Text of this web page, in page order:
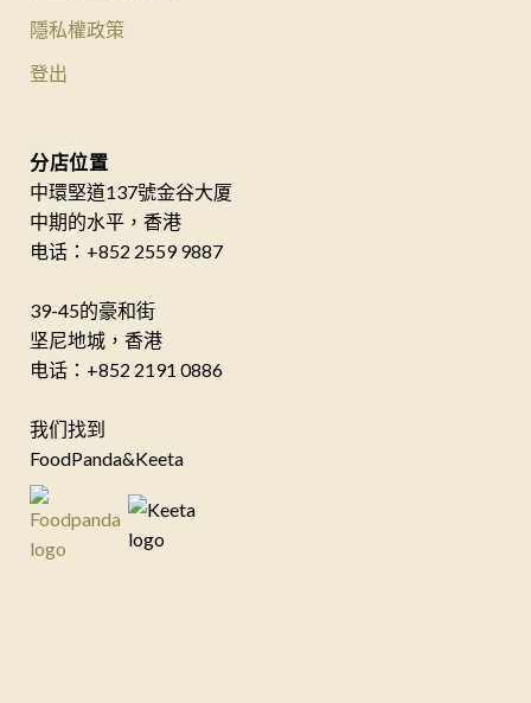
隱私權政策
登出
分店位置
中環堅道137號金谷大厦
中期的水平，香港
电话：+852 2559 9887
39-45的豪和街
坚尼地城，香港
电话：+852 2191 0886
我们找到
FoodPanda&Keeta